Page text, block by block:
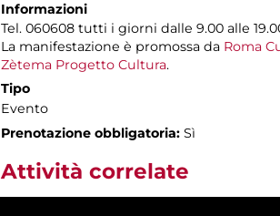
Informazioni
Tel. 060608 tutti i giorni dalle 9.00 alle
La manifestazione è promossa da Roma
Zètema Progetto Cultura.
Tipo
Evento
Prenotazione obbligatoria: Sì
Attività correlate